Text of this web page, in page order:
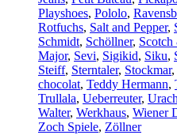
Playshoes, Pololo,
Rotfuchs, Salt and Pepper,
Schmidt, Schöllner,
Major, Sevi, Sigikid, Siku,
Steiff, Sterntaler, Stockmar,
chocolat, Teddy Hermann,
Trullala, Ueberreuter,
Walter, Werkhaus, Wiener
Zoch Spiele, Zöllner